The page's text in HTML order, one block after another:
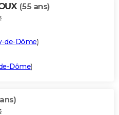
(55 ans)
de-Dôme)
Dôme)